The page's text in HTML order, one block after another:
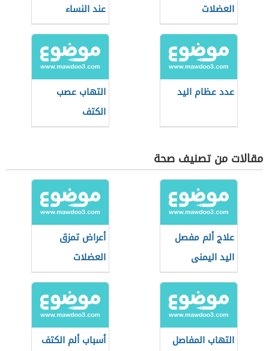
العضلات
عند النساء
عدد عظام اليد
التهاب عصب
الكتف
مقالات من تصنيف صحة
علاج ألم مفصل
اليد اليمنى
أعراض تمزق
العضلات
التهاب المفاصل
أسباب ألم الكتف